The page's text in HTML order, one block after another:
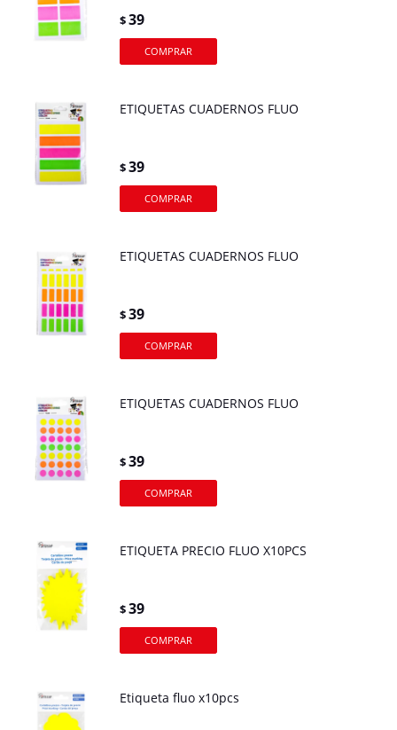
$39
ETIQUETAS CUADERNOS FLUO
$39
ETIQUETAS CUADERNOS FLUO
$39
ETIQUETAS CUADERNOS FLUO
$39
ETIQUETA PRECIO FLUO X10PCS
$39
Etiqueta fluo x10pcs